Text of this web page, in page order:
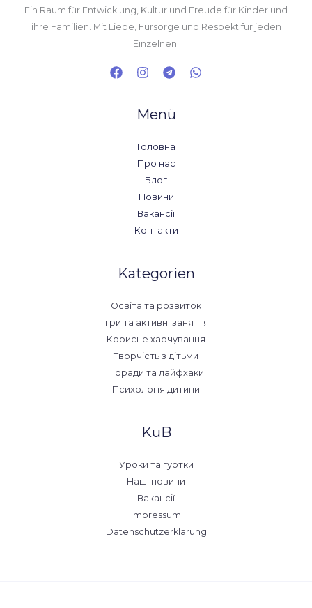
Ein Raum für Entwicklung, Kultur und Freude für Kinder und
ihre Familien. Mit Liebe, Fürsorge und Respekt für jeden
Einzelnen.
Menü
Головна
Про нас
Блог
Новини
Вакансії
Контакти
Kategorien
Освіта та розвиток
Ігри та активні заняття
Корисне харчування
Творчість з дітьми
Поради та лайфхаки
Психологія дитини
KuB
Уроки та гуртки
Наші новини
Вакансії
Impressum
Datenschutzerklärung